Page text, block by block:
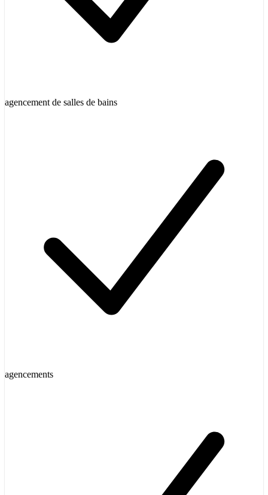
agencement de salles de bains
agencements